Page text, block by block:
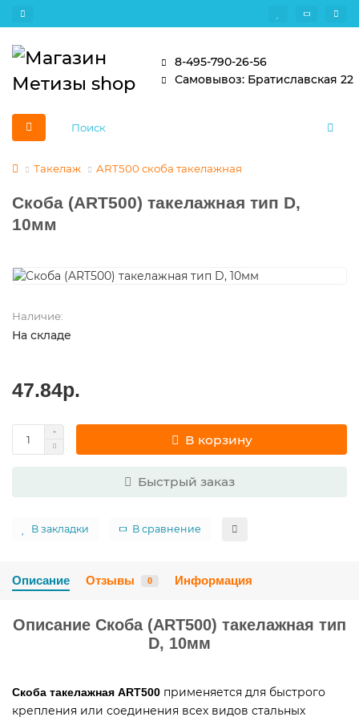
8-495-790-26-56
Самовывоз: Братиславская 22
Такелаж ART500 скоба такелажная
Скоба (ART500) такелажная тип D,
10мм
Наличие:
На складе
47.84р.
В корзину
Быстрый заказ
В закладки В сравнение
Описание Отзывы 0 Информация
Описание Скоба (ART500) такелажная тип
D, 10мм
Скоба такелажная ART500 применяется для быстрого
крепления или соединения всех видов стальных